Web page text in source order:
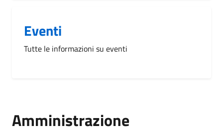
Eventi
Tutte le informazioni su eventi
Amministrazione